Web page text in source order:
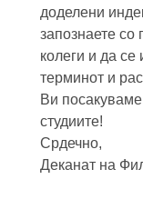
доделени
запознаете
колеги и да
терминот и
Ви
студиите!
Срдечно,
Деканат на